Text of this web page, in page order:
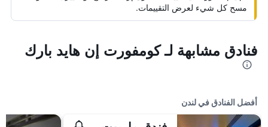
مسح كل شيء لعرض التقييمات.
فنادق مشابهة لـ كومفورت إن هايد بارك
أفضل الفنادق في لندن